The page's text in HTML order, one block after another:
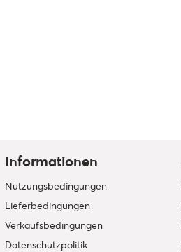
Informationen
Nutzungsbedingungen
Lieferbedingungen
Verkaufsbedingungen
Datenschutzpolitik